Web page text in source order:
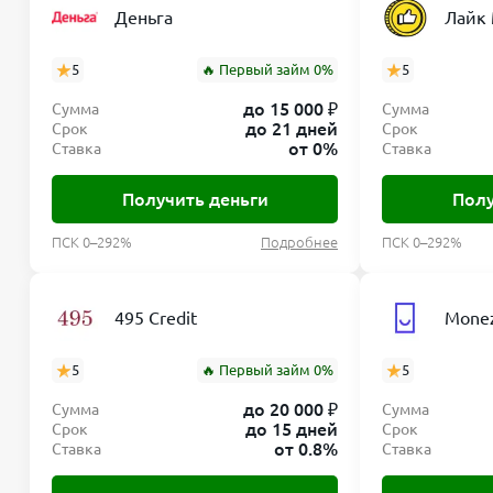
«КотоЗайм» и «Центр Займов» заявляют, что
индивидуально.
Что делать, если я без работы?
Отсутствие официального трудоустройства
рассмотрят ваш запрос. Вам могут предложить
подтвердить стабильный доход.
На балансе должно быть минимум 10 рублей.
тут же вернёт её, проверяя, что карта
Нужно ли где-то появляться лично?
Деньга
5 🔥 Первый займ 0%
Сумма до 15 000 ₽
Срок до 21 дней
Ставка от 0%
Получить деньги
ПСК 0–292% Подробнее
Лайк
5
Сумма
Срок
Ставка
ПСК 0–292%
495 Credit
5 🔥 Первый займ 0%
Сумма до 20 000 ₽
Срок до 15 дней
Ставка от 0.8%
5
Сумма
Срок
Ставка